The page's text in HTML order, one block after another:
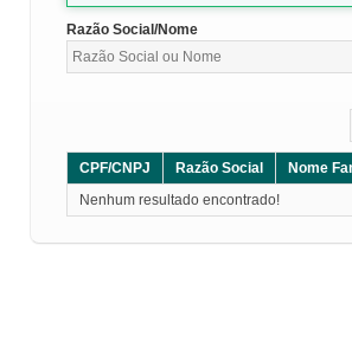
Razão Social/Nome
CPF/CNPJ Razão Social Nome
Nenhum resultado encontrado!